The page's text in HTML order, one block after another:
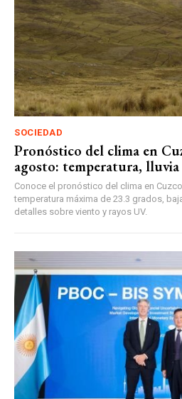
SOCIEDAD
Pronóstico del clima en
agosto: temperatura,
Conoce el pronóstico del clima en
temperatura máxima de 23.3 grados,
detalles sobre viento y rayos UV.